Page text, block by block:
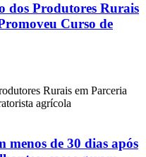
Produtores Rurais
Curso de
Rurais em Parceria
agrícola
menos de 30 dias após